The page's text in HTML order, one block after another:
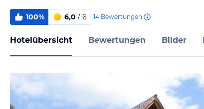
100% 6,0 / 6 14 Bewertungen
Hotelübersicht Bewertungen Bilder